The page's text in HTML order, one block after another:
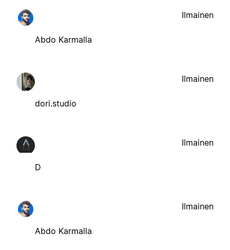
Abdo Karmalla
Ilmainen
dori.studio
Ilmainen
D
Ilmainen
Abdo Karmalla
Ilmainen